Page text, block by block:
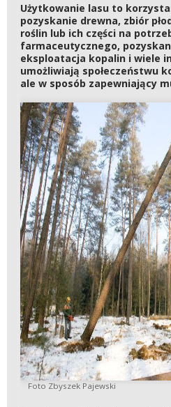
Użytkowanie lasu to
pozyskanie drewna, zbiór
roślin lub ich części na
farmaceutycznego,
eksploatacja kopalin i wiele
umożliwiają społeczeństwu
ale w sposób zapewniający
Foto Zbyszek Pajewski